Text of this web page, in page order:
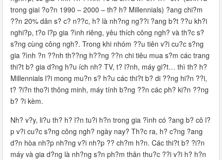
trong giai ?o?n 1990 – 2000 – th? h? Millennials) ?ang chi?m
??n 20% dân s? c? n??c, h? là nh?ng ng??i ?ang b?t ??u kh?i
nghi?p, t?o l?p gia ?ình riêng, yêu thích công ngh? và th?c s?
s?ng cùng công ngh?. Trong khi nhóm ??u tiên v?i cu?c s?ng
gia ?ình ?n ??nh th??ng h??ng ??n chi tiêu mua s?m các trang
thi?t b? gia d?ng h?u ích nh? TV, t? l?nh, máy gi?t… thì th? h?
Millennials l?i mong mu?n s? h?u các thi?t b? di ??ng hi?n ??i,
t? ?i?n tho?i thông minh, máy tính b?ng ??n các ph? ki?n ??ng
b? ?i kèm.
Nh? v?y, li?u th? h? l?n tu?i h?n trong gia ?ình có ?ang b? cô l?
p v?i cu?c s?ng công ngh? ngày nay? Th?c ra, h? c?ng ?ang
d?n hòa nh?p nh?ng v?i nh?p ?? ch?m h?n. Các thi?t b? ?i?n
máy và gia d?ng là nh?ng s?n ph?m thân thu?c ??i v?i h? h?n